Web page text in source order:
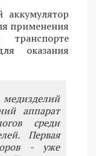
применения
оказания
аппарат
среди
Первая
- уже